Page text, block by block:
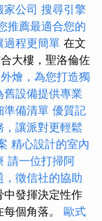
家公司 搜尋引擎
推薦最適合您的
過程更簡單 在文
大樓，聖洛倫佐
燴，為您打造獨
設備提供專業
準備清單 優質記
讓派對更輕鬆
精心設計的室內
請一位打掃阿
徵信社的協助
中發揮決定性作
個角落。 歐式